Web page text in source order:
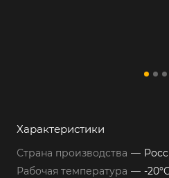
Характеристики
Страна производства —
Рабочая температура — -